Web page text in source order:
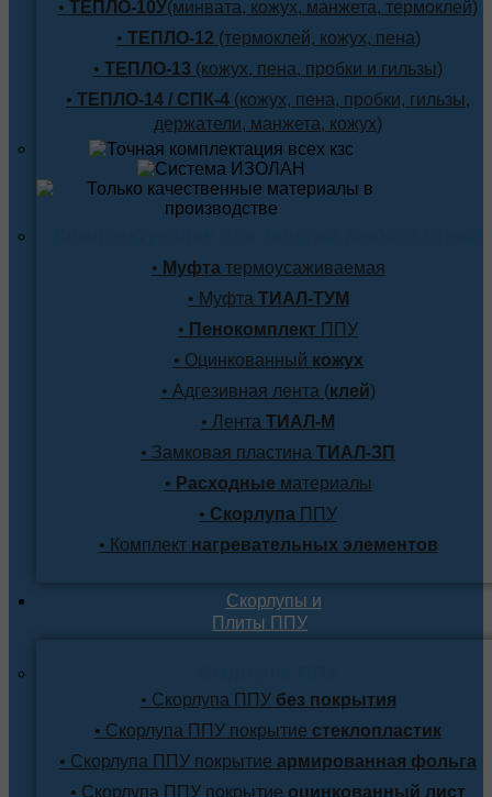
• ТЕПЛО-10У(минвата, кожух, манжета, термоклей)
• ТЕПЛО-12 (термоклей, кожух, пена)
• ТЕПЛО-13 (кожух, пена, пробки и гильзы)
• ТЕПЛО-14 / СПК-4 (кожух, пена, пробки, гильзы,
держатели, манжета, кожух)
• Муфтатермоусаживаемая
• Муфта ТИАЛ-ТУМ
• Пенокомплект ППУ
• Оцинкованный кожух
• Адгезивная лента (клей)
• Лента ТИАЛ-М
• Замковая пластина ТИАЛ-ЗП
• Расходные материалы
• Скорлупа ППУ
• Комплектнагревательных элементов
Скорлупы и
Плиты ППУ
• Скорлупа ППУбез покрытия
• Скорлупа ППУ покрытие стеклопластик
• Скорлупа ППУ покрытие армированная фольга
• Скорлупа ППУ покрытие оцинкованный лист